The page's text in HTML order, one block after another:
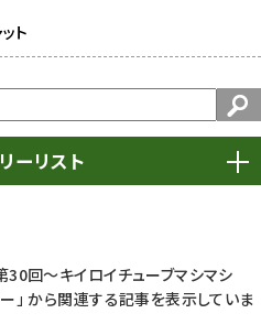
ト
ーリスト
172
30回～キイロイチューブマシマシ
」 から関連する記事を表示していま